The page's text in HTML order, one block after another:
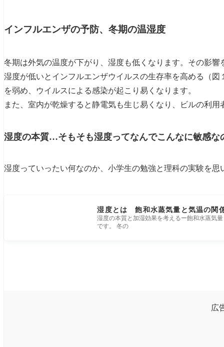
インフルエンザの予防、冬期の温湿度
冬期は外気の温度が下がり、湿度も低くなります。その影
湿度が低いとインフルエンザウイルスの生存率を高める（
を弱め、ウイルスによる感染が起こり易くなります。
また、室内が乾燥すると静電気も生じ易くなり、ビルの利
湿度の本質…そもそも湿度ってなんでこんなに敏感な
湿度っていったい何なのか、小学生の勉強と理科の実験を
湿度とは 飽和水蒸気量と気温の関
湿度の本質と加湿効果を考えるー飽和水蒸気
です。 冬の
広